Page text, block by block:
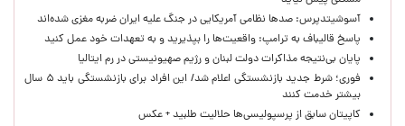
آسوشیتدپرس: صدها نظامی آمریکایی در جنگ علیه ایران ضربه مغزی شده‌اند
پاسخ قالیباف به ترامپ: واقعیت‌ها را بپذیرید و به تعهدات خود عمل کنید
پایان بی‌نتیجه مذاکرات دولت لبنان و رژیم صهیونیستی در رم ایتالیا
فوری؛ شرط جدید بازنشستگی اعلام شد/ این افراد برای بازنشستگی باید ۵ سال
بیشتر خدمت کنند
کاپیتان سابق از پرسپولیسی‌ها حلالیت طلبید + عکس